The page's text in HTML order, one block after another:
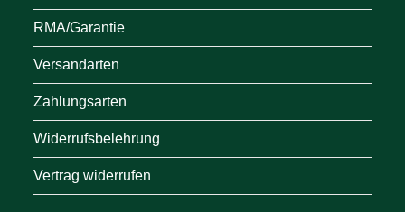
RMA/Garantie
Versandarten
Zahlungsarten
Widerrufsbelehrung
Vertrag widerrufen